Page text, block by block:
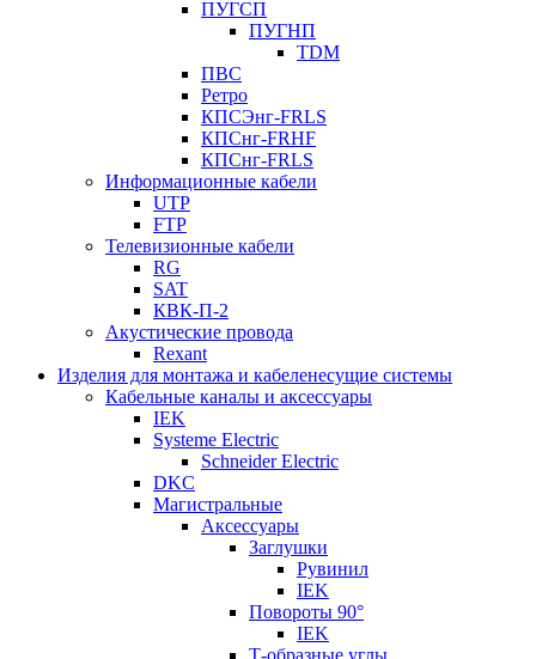
ПУГСП
ПУГНП
TDM
ПВС
Ретро
КПСЭнг-FRLS
КПСнг-FRHF
КПСнг-FRLS
Информационные кабели
UTP
FTP
Телевизионные кабели
RG
SAT
КВК-П-2
Акустические провода
Rexant
Изделия для монтажа и кабеленесущие системы
Кабельные каналы и аксессуары
IEK
Systeme Electric
Schneider Electric
DKC
Магистральные
Аксессуары
Заглушки
Рувинил
IEK
Повороты 90°
IEK
Т-образные углы